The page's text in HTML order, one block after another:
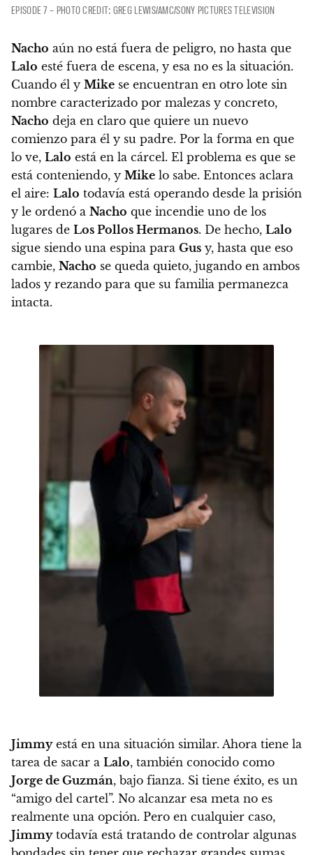
EPISODE 7 – PHOTO CREDIT: GREG LEWIS/AMC/SONY PICTURES TELEVISION
Nacho aún no está fuera de peligro, no hasta que
Lalo esté fuera de escena, y esa no es la situación.
Cuando él y Mike se encuentran en otro lote sin
nombre caracterizado por malezas y concreto,
Nacho deja en claro que quiere un nuevo
comienzo para él y su padre. Por la forma en que
lo ve, Lalo está en la cárcel. El problema es que se
está conteniendo, y Mike lo sabe. Entonces aclara
el aire: Lalo todavía está operando desde la prisión
y le ordenó a Nacho que incendie uno de los
lugares de Los Pollos Hermanos. De hecho, Lalo
sigue siendo una espina para Gus y, hasta que eso
cambie, Nacho se queda quieto, jugando en ambos
lados y rezando para que su familia permanezca
intacta.
Jimmyestá en una situación similar. Ahora tiene la
tarea de sacar a Lalo, también conocido como
Jorge de Guzmán, bajo fianza. Si tiene éxito, es un
“amigo del cartel”. No alcanzar esa meta no es
realmente una opción. Pero en cualquier caso,
Jimmytodavía está tratando de controlar algunas